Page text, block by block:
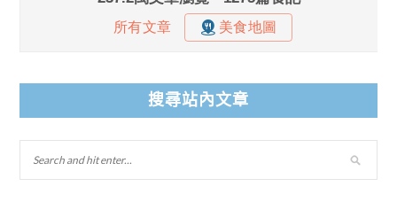
搜尋站內文章